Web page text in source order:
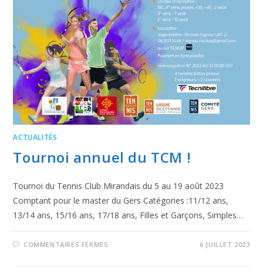
ACTUALITÉS
Tournoi annuel du TCM !
Tournoi du Tennis Club Mirandais du 5 au 19 août 2023
Comptant pour le master du Gers Catégories :11/12 ans,
13/14 ans, 15/16 ans, 17/18 ans, Filles et Garçons, Simples…
COMMENTAIRES FERMÉS 6 JUILLET 2023